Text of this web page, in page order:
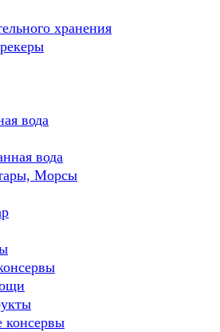
хранения
вода
вода
Морсы
консервы